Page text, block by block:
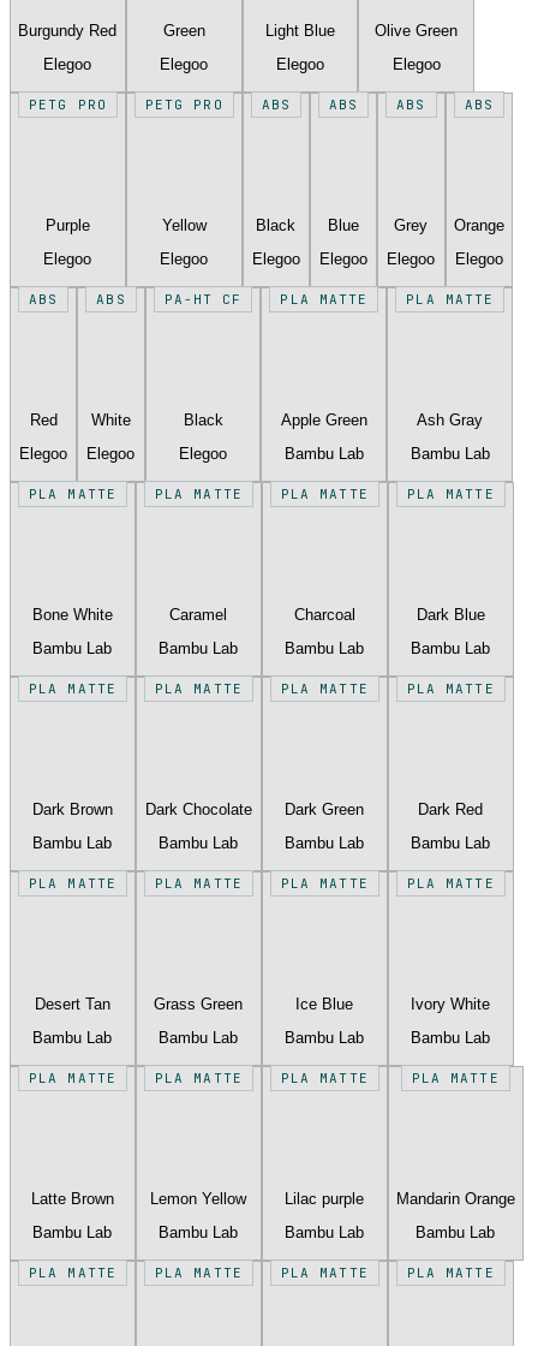
Burgundy Red
Elegoo
Green
Elegoo
Light Blue
Elegoo
Olive Green
Elegoo
PETG PRO
Purple
Elegoo
PETG PRO
Yellow
Elegoo
ABS
Black
Elegoo
ABS
Blue
Elegoo
ABS
Grey
Elegoo
ABS
Orange
Elegoo
ABS
Red
Elegoo
ABS
White
Elegoo
PA-HT CF
Black
Elegoo
PLA MATTE
Apple Green
Bambu Lab
PLA MATTE
Ash Gray
Bambu Lab
PLA MATTE
Bone White
Bambu Lab
PLA MATTE
Caramel
Bambu Lab
PLA MATTE
Charcoal
Bambu Lab
PLA MATTE
Dark Blue
Bambu Lab
PLA MATTE
Dark Brown
Bambu Lab
PLA MATTE
Dark Chocolate
Bambu Lab
PLA MATTE
Dark Green
Bambu Lab
PLA MATTE
Dark Red
Bambu Lab
PLA MATTE
Desert Tan
Bambu Lab
PLA MATTE
Grass Green
Bambu Lab
PLA MATTE
Ice Blue
Bambu Lab
PLA MATTE
Ivory White
Bambu Lab
PLA MATTE
Latte Brown
Bambu Lab
PLA MATTE
Lemon Yellow
Bambu Lab
PLA MATTE
Lilac purple
Bambu Lab
PLA MATTE
Mandarin Orange
Bambu Lab
PLA MATTE PLA MATTE PLA MATTE PLA MATTE